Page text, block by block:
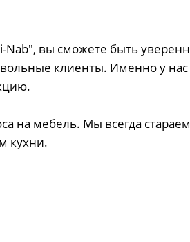
вы сможете быть
клиенты. Именно у
на мебель. Мы всегда
кухни.